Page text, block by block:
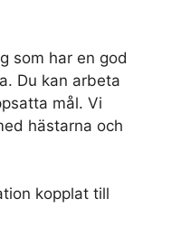
som har en god
Du kan arbeta
mål. Vi
hästarna och
kopplat till